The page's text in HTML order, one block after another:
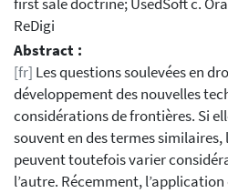
ReDigi
Abstract :
[fr] Les questions soulevées en
développement des nouvelles
considérations de frontières. Si
souvent en des termes similaires,
peuvent toutefois varier
l’autre. Récemment,